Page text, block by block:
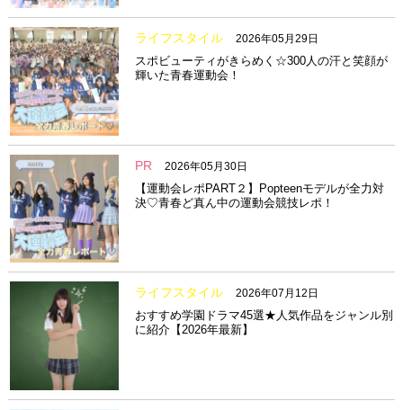
ライフスタイル 2026年05月29日
スポビューティがきらめく☆300人の汗と笑顔が
輝いた青春運動会！
PR 2026年05月30日
【運動会レポPART２】Popteenモデルが全力対
決♡青春ど真ん中の運動会競技レポ！
ライフスタイル 2026年07月12日
おすすめ学園ドラマ45選★人気作品をジャンル別
に紹介【2026年最新】